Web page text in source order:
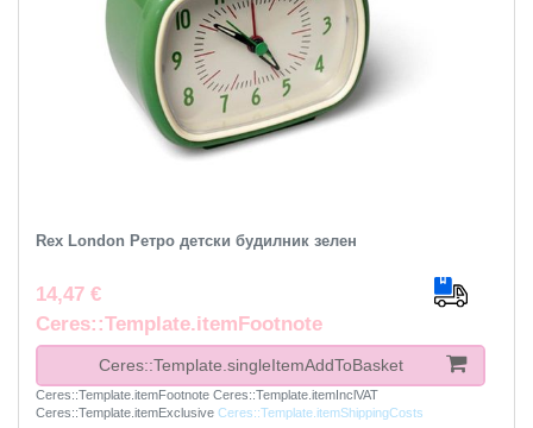
Rex London Ретро детски будилник зелен
14,47 €
Ceres::Template.itemFootnote
Ceres::Template.singleItemAddToBasket
Ceres::Template.itemFootnote Ceres::Template.itemInclVAT
Ceres::Template.itemExclusive Ceres::Template.itemShippingCosts